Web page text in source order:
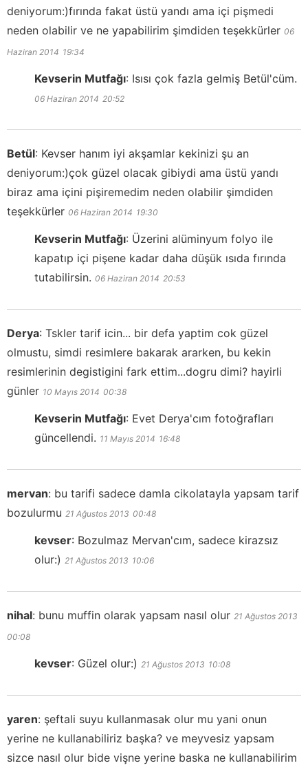
deniyorum:)fırında fakat üstü yandı ama içi pişmedi
neden olabilir ve ne yapabilirim şimdiden teşekkürler 06
Haziran 2014 19:34
Kevserin Mutfağı: Isısı çok fazla gelmiş Betül'cüm.
06 Haziran 2014 20:52
Betül: Kevser hanım iyi akşamlar kekinizi şu an
deniyorum:)çok güzel olacak gibiydi ama üstü yandı
biraz ama içini pişiremedim neden olabilir şimdiden
teşekkürler 06 Haziran 2014 19:30
Kevserin Mutfağı: Üzerini alüminyum folyo ile
kapatıp içi pişene kadar daha düşük ısıda fırında
tutabilirsin. 06 Haziran 2014 20:53
Derya: Tskler tarif icin... bir defa yaptim cok güzel
olmustu, simdi resimlere bakarak ararken, bu kekin
resimlerinin degistigini fark ettim...dogru dimi? hayirli
günler 10 Mayıs 2014 00:38
Kevserin Mutfağı: Evet Derya'cım fotoğrafları
güncellendi. 11 Mayıs 2014 16:48
mervan: bu tarifi sadece damla cikolatayla yapsam tarif
bozulurmu 21 Ağustos 2013 00:48
kevser: Bozulmaz Mervan'cım, sadece kirazsız
olur:) 21 Ağustos 2013 10:06
nihal: bunu muffin olarak yapsam nasıl olur 21 Ağustos 2013
00:08
kevser: Güzel olur:) 21 Ağustos 2013 10:08
yaren: şeftali suyu kullanmasak olur mu yani onun
yerine ne kullanabiliriz başka? ve meyvesiz yapsam
sizce nasıl olur bide vişne yerine baska ne kullanabilirim